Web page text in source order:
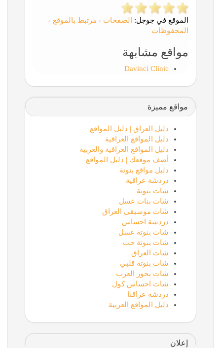
الموقع في جوجل: الصفحات - مرتبط بالموقع -
المحفوظات
مواقع مشابهة
Davinci Clinic
مواقع مميزة
دليل العراق | دليل المواقع
دليل المواقع العراقية
دليل المواقع العراقية والعربية
أضف موقعك | دليل المواقع
دليل مواقع بنوتة
دردشة عراقية
شات بنوتة
شات بنات عسل
شات موسيقى العراق
دردشة احساس
شات بنوتة عسل
شات بنوتة حب
شات العراق
شات بنوتة قلبي
شات بحور العرب
شات احساس كول
دردشة عراقنا
دليل المواقع العربية
إعلان